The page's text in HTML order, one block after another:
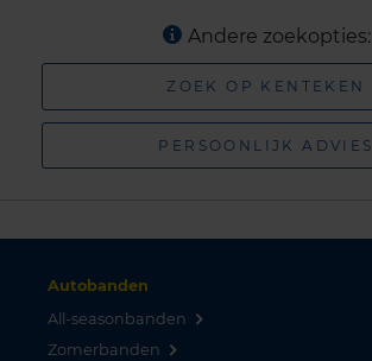
Andere zoekopties:
ZOEK OP KENTEKEN
PERSOONLIJK ADVIES
Autobanden
All-seasonbanden
Zomerbanden